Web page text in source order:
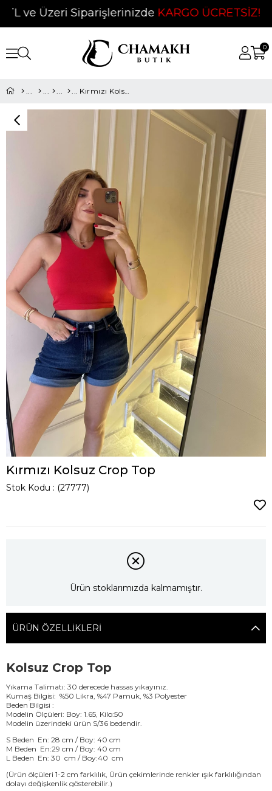
ve Üzeri SiparişlerinizdeKARGO ÜCRETSİZ! ❤
0
Kırmızı Kolsuz Crop Top
Kırmızı Kolsuz Crop Top
Stok Kodu (27777)
Ürün stoklarımızda kalmamıştır.
ÜRÜN ÖZELLIKLERI
Kolsuz Crop Top
Yıkama Talimatı: 30 derecede hassas yıkayınız.
Kumaş Bilgisi: %50 Likra, %47 Pamuk, %3 Polyester
Beden Bilgisi :
Modelin Ölçüleri: Boy: 1.65, Kilo:50
Modelin üzerindeki ürün S/36 bedendir.
S Beden En: 28 cm / Boy: 40 cm
M Beden En:29 cm / Boy: 40 cm
L Beden En: 30 cm / Boy:40 cm
(Ürün ölçüleri 1-2 cm farklılık, Ürün çekimlerinde renkler ışık farklılığından
dolayı değişkenlik gösterebilir.)